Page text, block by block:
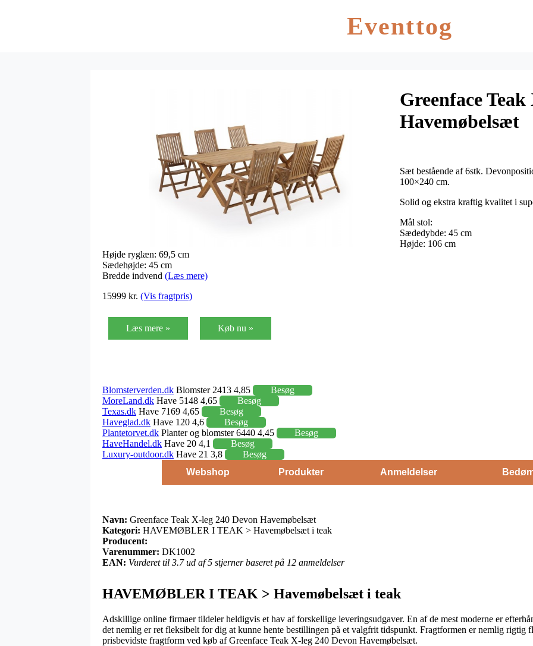
Eventtog
Greenface
Havemøbelsæt
Sæt bestående af 6stk.
100×240 cm.
Solid og ekstra kraftig kvalitet i
Mål stol:
Sædedybde: 45 cm
Højde: 106 cm
Højde ryglæn: 69,5 cm
Sædehøjde: 45 cm
Bredde indvend (Læs mere)
15999 kr. (Vis fragtpris)
Læs mere » Køb nu »
Blomsterverden.dk Blomster 2413 4,85
Besøg
MoreLand.dk Have 5148 4,65
Besøg
Texas.dk Have 7169 4,65
Besøg
Haveglad.dk Have 120 4,6
Besøg
Plantetorvet.dk Planter og blomster 6440 4,45
Besøg
HaveHandel.dk Have 20 4,1
Besøg
Luxury-outdoor.dk Have 21 3,8
Besøg
Webshop
Produkter Anmeldelser
Navn: Greenface Teak X-leg 240 Devon Havemøbelsæt
Kategori: HAVEMØBLER I TEAK > Havemøbelsæt i teak
Producent:
Varenummer: DK1002
EAN: Vurderet til 3.7 ud af 5 stjerner baseret på 12 anmeldelser
HAVEMØBLER I TEAK > Havemøbelsæt i teak
Adskillige online firmaer tildeler heldigvis et hav af forskellige leveringsudgaver. En af de mest moderne er
det nemlig er ret fleksibelt for dig at kunne hente bestillingen på et valgfrit tidspunkt. Fragtformen er nemlig rigtig
prisbevidste fragtform ved køb af Greenface Teak X-leg 240 Devon Havemøbelsæt.